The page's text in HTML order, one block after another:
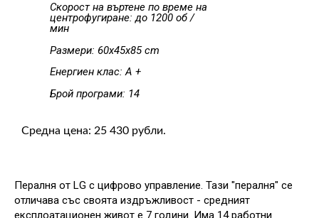
Скорост на въртене по време на
центрофугиране: до 1200 об /
мин
Размери: 60x45x85 cm
Енергиен клас: A +
Брой програми: 14
Средна цена: 25 430 рубли.
Пералня от LG с цифрово управление. Тази "пералня" се
отличава със своята издръжливост - средният
експлоатационен живот е 7 години. Има 14 работни